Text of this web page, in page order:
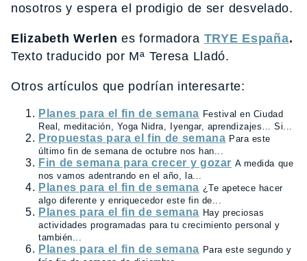
nosotros y espera el prodigio de ser desvelado.
Elizabeth Werlen es formadora TRYE España.
Texto traducido por Mª Teresa Lladó.
Otros artículos que podrían interesarte:
Planes para el fin de semana Festival en Ciudad
Real, meditación, Yoga Nidra, Iyengar, aprendizajes… Si...
Propuestas para el fin de semana Para este
último fin de semana de octubre nos han...
Fin de semana para crecer y gozar A medida que
nos vamos adentrando en el año, la...
Planes para el fin de semana ¿Te apetece hacer
algo diferente y enriquecedor este fin de...
Planes para el fin de semana Hay preciosas
actividades programadas para tu crecimiento personal y
también...
Planes para el fin de semana Para este segundo y